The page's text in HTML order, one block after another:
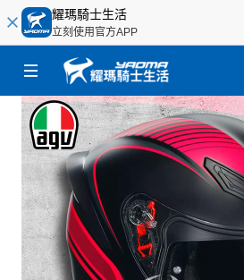
耀瑪騎士生活
立刻使用官方APP